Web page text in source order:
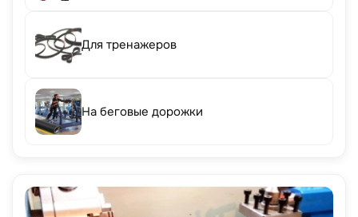
Для тренажеров
На беговые дорожки